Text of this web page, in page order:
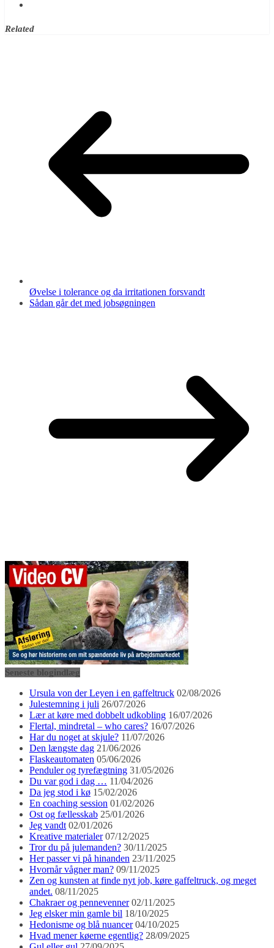
Related
Øvelse i tolerance og da irritationen forsvandt
Sådan går det med jobsøgningen
Seneste blogindlæg
Ursula von der Leyen i en gaffeltruck 02/08/2026
Julestemning i juli 26/07/2026
Lær at køre med dobbelt udkobling 16/07/2026
Flertal, mindretal – who cares? 16/07/2026
Har du noget at skjule? 11/07/2026
Den længste dag 21/06/2026
Flaskeautomaten 05/06/2026
Penduler og tyrefægtning 31/05/2026
Du var god i dag … 11/04/2026
Da jeg stod i kø 15/02/2026
En coaching session 01/02/2026
Ost og fællesskab 25/01/2026
Jeg vandt 02/01/2026
Kreative materialer 07/12/2025
Tror du på julemanden? 30/11/2025
Her passer vi på hinanden 23/11/2025
Hvornår vågner man? 09/11/2025
Zen og kunsten at finde nyt job, køre gaffeltruck, og meget
andet. 08/11/2025
Chakraer og pennevenner 02/11/2025
Jeg elsker min gamle bil 18/10/2025
Hedonisme og blå nuancer 04/10/2025
Hvad mener køerne egentlig? 28/09/2025